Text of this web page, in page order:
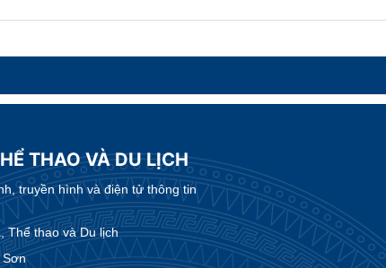
THAO VÀ DU LỊCH
truyền hình và điện tử thông tin
Thể thao và Du lịch
Sơn